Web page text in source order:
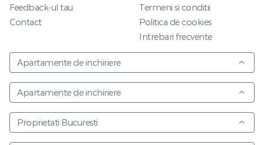
Feedback-ul tau
Contact
Termeni si conditii
Politica de cookies
Intrebari frecvente
Apartamente de inchiriere
Apartamente de inchiriere
Proprietati Bucuresti